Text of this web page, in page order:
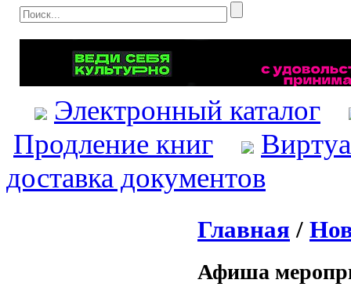
Электронный каталог
Продление книг
доставка документов
Главная /
Афиша